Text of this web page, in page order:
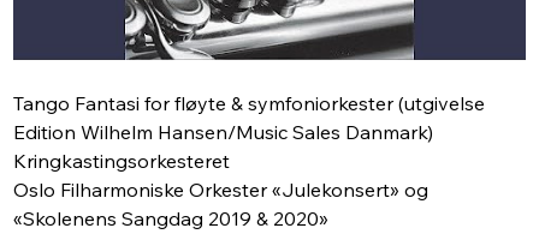
Tango Fantasi for fløyte & symfoniorkester (utgivelse
Edition Wilhelm Hansen/Music Sales Danmark)
Kringkastingsorkesteret
Oslo Filharmoniske Orkester «Julekonsert» og
«Skolenens Sangdag 2019 & 2020»